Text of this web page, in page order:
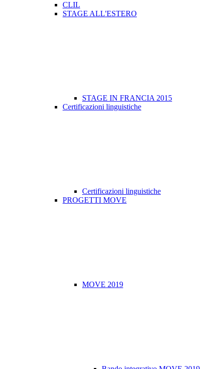
CLIL
STAGE ALL'ESTERO
STAGE IN FRANCIA 2015
Certificazioni linguistiche
Certificazioni linguistiche
PROGETTI MOVE
MOVE 2019